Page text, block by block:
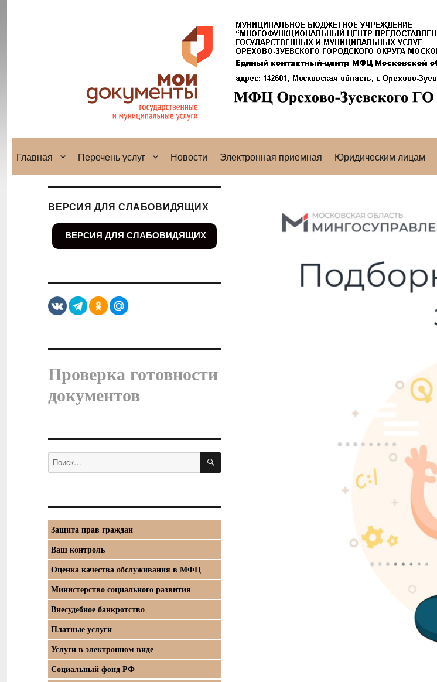
Главная Перечень услуг Новости Электронная приемная Юридическим лицам
ВЕРСИЯ ДЛЯ СЛАБОВИДЯЩИХ
ВЕРСИЯ ДЛЯ СЛАБОВИДЯЩИХ
Проверка готовности
документов
Искать: ПОИСК
Защита прав граждан
Ваш контроль
Оценка качества обслуживания в МФЦ
Министерство социального развития
Внесудебное банкротство
Платные услуги
Услуги в электронном виде
Социальный фонд РФ